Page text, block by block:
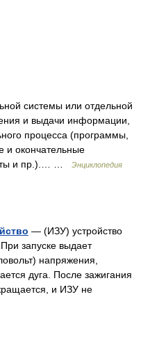
системы или отдельной
и выдачи информации,
процесса (программы,
и окончательные
и пр.).… …
Энциклопедия
— (ИЗУ) устройство
запуске выдает
напряжения,
дуга. После зажигания
и ИЗУ не